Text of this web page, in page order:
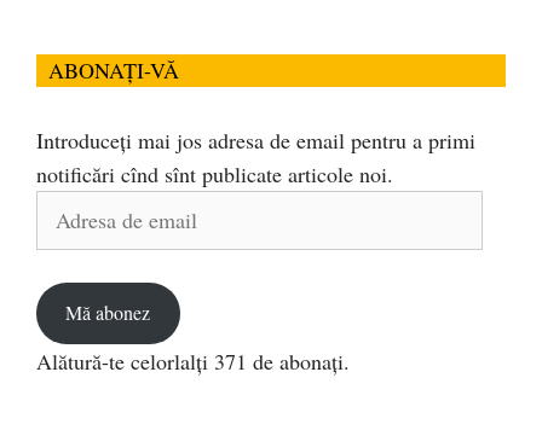
ABONAȚI-VĂ
Introduceți mai jos adresa de email pentru a primi
notificări cînd sînt publicate articole noi.
Mă abonez
Alătură-te celorlalți 371 de abonați.